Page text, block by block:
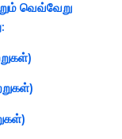
வெவ்வேறு